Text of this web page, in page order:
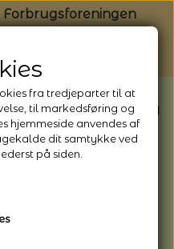
har ferielukket* fra
sender hele
at der kan være lidt
fra tredjeparter til at
til markedsføring og
hjemmeside anvendes af
dit samtykke ved
på siden.